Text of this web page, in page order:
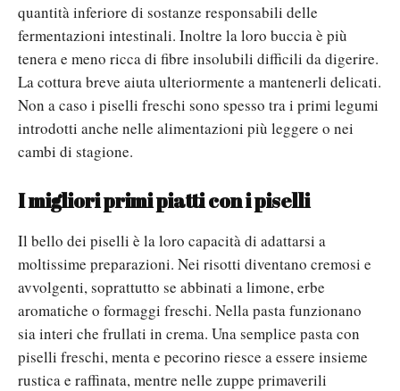
quantità inferiore di sostanze responsabili delle
fermentazioni intestinali. Inoltre la loro buccia è più
tenera e meno ricca di fibre insolubili difficili da digerire.
La cottura breve aiuta ulteriormente a mantenerli delicati.
Non a caso i piselli freschi sono spesso tra i primi legumi
introdotti anche nelle alimentazioni più leggere o nei
cambi di stagione.
I migliori primi piatti con i piselli
Il bello dei piselli è la loro capacità di adattarsi a
moltissime preparazioni. Nei risotti diventano cremosi e
avvolgenti, soprattutto se abbinati a limone, erbe
aromatiche o formaggi freschi. Nella pasta funzionano
sia interi che frullati in crema. Una semplice pasta con
piselli freschi, menta e pecorino riesce a essere insieme
rustica e raffinata, mentre nelle zuppe primaverili